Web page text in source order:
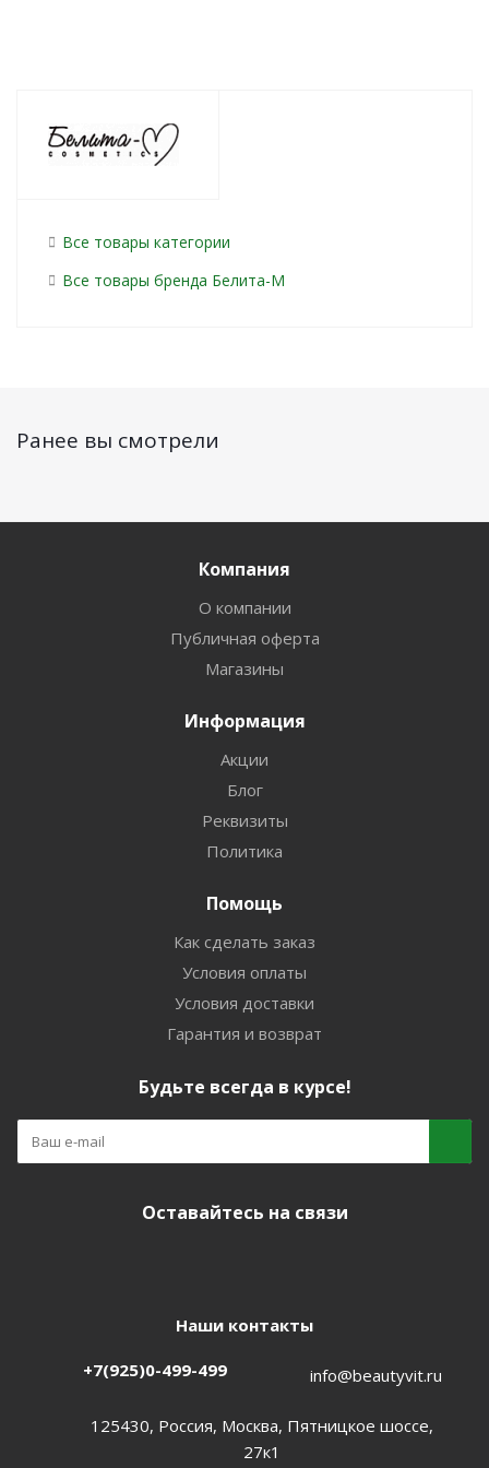
Все товары категории
Все товары бренда Белита-М
Ранее вы смотрели
Компания
О компании
Публичная оферта
Магазины
Информация
Акции
Блог
Реквизиты
Политика
Помощь
Как сделать заказ
Условия оплаты
Условия доставки
Гарантия и возврат
Будьте всегда в курсе!
Оставайтесь на связи
Наши контакты
+7(925)0-499-499 info@beautyvit.ru
125430, Россия, Москва, Пятницкое шоссе,
27к1